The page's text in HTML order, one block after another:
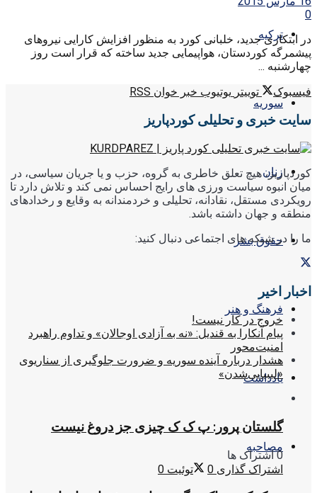
ترکیه
سوریه
زنان
حقوق بشر
فرهنگ و هنر
یادداشت
مصاحبه
0
در ابتکاری جدید، خلبانی کورد به منظور افزایش کارایی نیروهای
پیشمرگه کوردستان، هواپیمایی جدید ساخته که قرار است روز
چهارشنبه ...
فیسبوک
توییتر یوتیوب خبر خوان RSS
سایت خبری و تحلیلی کوردپاریز
کوردپاریز، هیچ تعلق خاطری به گروه، حزب و یا جریان سیاسی، در
میان انبوه سیاست ورزی های رایج احساس نمی کند و تلاش دارد تا
رویکردی مستقل، نقادانه، تحلیلی و خردمندانه به وقایع و رخدادهای
منطقه و جهان داشته باشد.
ما را در شبکه های اجتماعی دنبال کنید:
اخبار اخیر
خروج در کار نیست!
پیام آنکارا به قندیل: «نه به آزادی اوجالان» و تداوم راهبرد
امنیت‌محور
هشدار درباره آینده سوریه و ضرورت جلوگیری از سناریوی
«لیبیایی‌شدن»
گلستان پرور: پ ک ک چیزی جز دروغ نیست
0 اشتراک ها
اشتراک گذاری 0 توئیت 0